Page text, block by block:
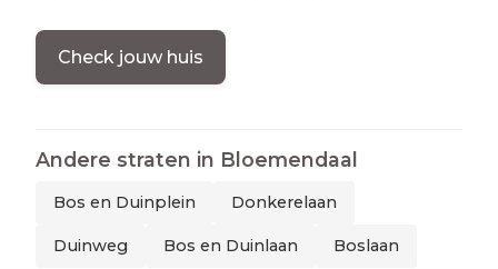
Check jouw huis
Andere straten in Bloemendaal
Bos en Duinplein Donkerelaan
Duinweg Bos en Duinlaan Boslaan